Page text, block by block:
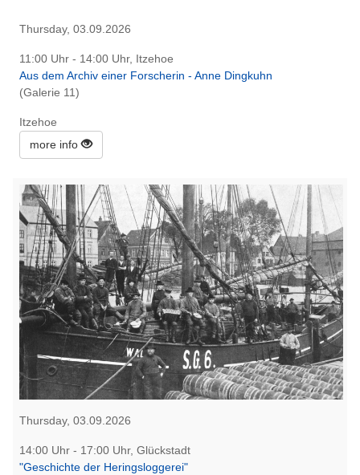
Thursday, 03.09.2026
11:00 Uhr - 14:00 Uhr, Itzehoe
Aus dem Archiv einer Forscherin - Anne Dingkuhn
(Galerie 11)
Itzehoe
more info
Thursday, 03.09.2026
14:00 Uhr - 17:00 Uhr, Glückstadt
"Geschichte der Heringsloggerei"